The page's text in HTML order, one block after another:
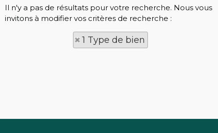
Il n'y a pas de résultats pour votre recherche. Nous vous
invitons à modifier vos critères de recherche :
1 Type de bien